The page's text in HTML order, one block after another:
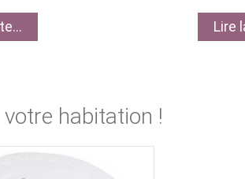
Lire
votre habitation !